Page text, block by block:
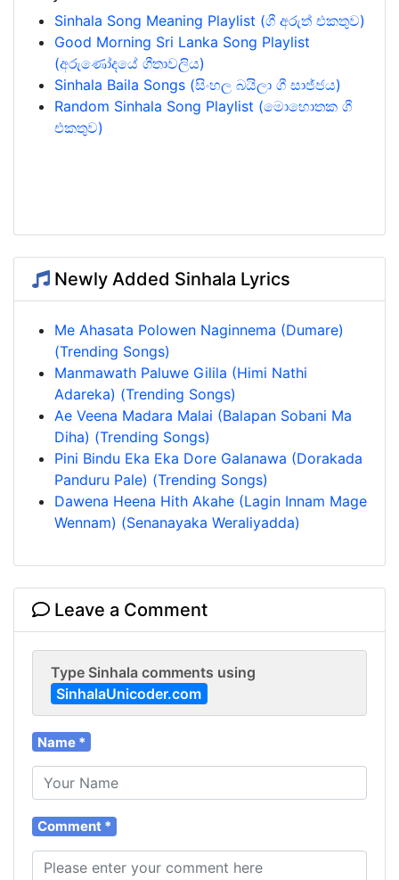
Sinhala Song Meaning Playlist (ගී අරුත් එකතුව)
Good Morning Sri Lanka Song Playlist
(අරුණෝදයේ ගීතාවලිය)
Sinhala Baila Songs (සිංහල බයිලා ගී සාජ්ජය)
Random Sinhala Song Playlist (මොහොතක ගී
එකතුව)
Newly Added Sinhala Lyrics
Me Ahasata Polowen Naginnema (Dumare)
(Trending Songs)
Manmawath Paluwe Gilila (Himi Nathi
Adareka) (Trending Songs)
Ae Veena Madara Malai (Balapan Sobani Ma
Diha) (Trending Songs)
Pini Bindu Eka Eka Dore Galanawa (Dorakada
Panduru Pale) (Trending Songs)
Dawena Heena Hith Akahe (Lagin Innam Mage
Wennam) (Senanayaka Weraliyadda)
Leave a Comment
Type Sinhala comments using
SinhalaUnicoder.com
Name *
Comment *